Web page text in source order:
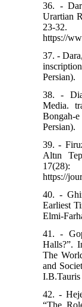
36. -
Urartian
23-
https://
37. -
Persian).
38. -
Media.
Bongah-
Persian).
39. -
Altın
https://
40. -
Earliest
Elmi-
41. -
Halls?”.
The
and
42. -